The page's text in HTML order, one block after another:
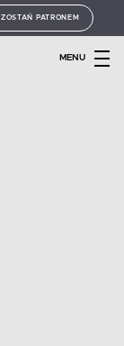
ZOSTAŃ PATRONEM
MENU